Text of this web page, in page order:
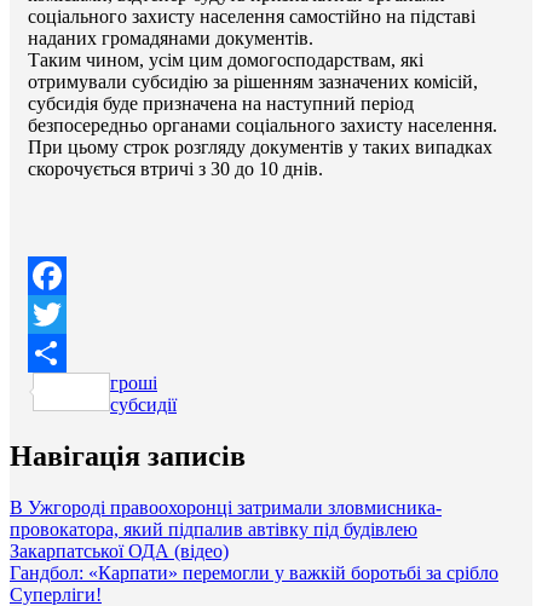
соціального захисту населення самостійно на підставі
наданих громадянами документів.
Таким чином, усім цим домогосподарствам, які
отримували субсидію за рішенням зазначених комісій,
субсидія буде призначена на наступний період
безпосередньо органами соціального захисту населення.
При цьому строк розгляду документів у таких випадках
скорочується втричі з 30 до 10 днів.
Facebook
Twitter
Поділитися
гроші
субсидії
Навігація записів
В Ужгороді правоохоронці затримали зловмисника-
провокатора, який підпалив автівку під будівлею
Закарпатської ОДА (відео)
Гандбол: «Карпати» перемогли у важкій боротьбі за срібло
Суперліги!